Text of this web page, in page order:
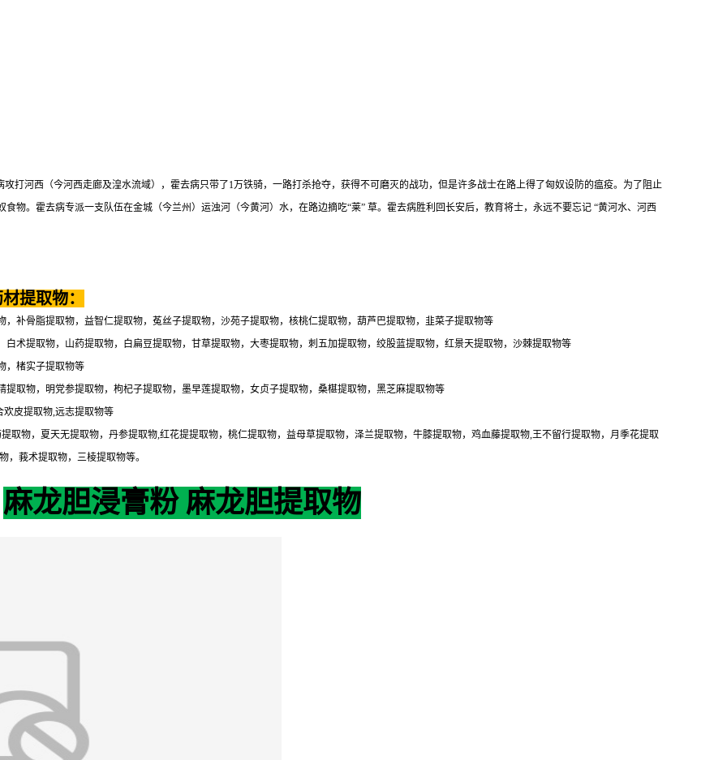
攻打河西（今河西走廊及湟水流域），霍去病只带了1万铁骑，一路打杀抢夺，获得不可磨灭的战功，但是许多战士在路上得了匈奴设防的瘟疫。为了阻止
物。霍去病专派一支队伍在金城（今兰州）运浊河（今黄河）水，在路边摘吃“莱” 草。霍去病胜利回长安后，教育将士，永远不要忘记 “黄河水、河西
提取物：
补骨脂提取物，益智仁提取物，菟丝子提取物，沙苑子提取物，核桃仁提取物，葫芦巴提取物，韭菜子提取物等
术提取物，山药提取物，白扁豆提取物，甘草提取物，大枣提取物，刺五加提取物，绞股蓝提取物，红景天提取物，沙棘提取物等
，楮实子提取物等
取物，明党参提取物，枸杞子提取物，墨早莲提取物，女贞子提取物，桑椹提取物，黑芝麻提取物等
皮提取物,远志提取物等
取物，夏天无提取物，丹参提取物,红花提提取物，桃仁提取物，益母草提取物，泽兰提取物，牛膝提取物，鸡血藤提取物,王不留行提取物，月季花提取
，莪术提取物，三棱提取物等。
麻龙胆浸膏粉 麻龙胆提取物